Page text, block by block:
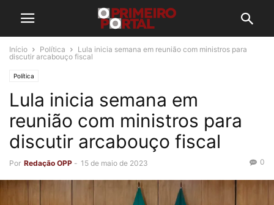
Início Política
Lula inicia semana em reunião com ministros para
discutir arcabouço fiscal
Política
Lula inicia semana em
reunião com ministros para
discutir arcabouço fiscal
Por Redação OPP - 15 de maio de 2023 0